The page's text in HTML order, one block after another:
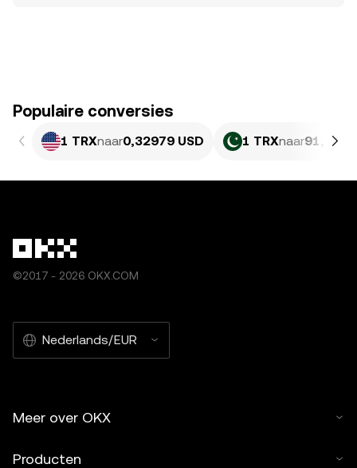
Populaire conversies
1 TRXnaar0,32979 USD 1 TRXnaar91,63
©2017 - 2026 OKX.COM
Nederlands/EUR
Meer over OKX
Producten